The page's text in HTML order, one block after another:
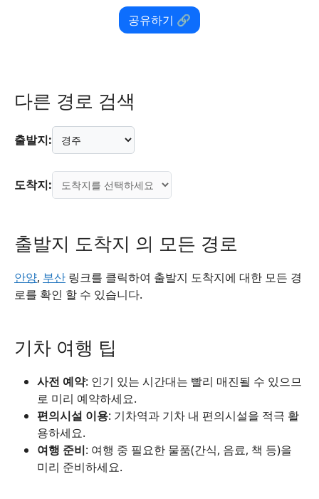
공유하기 🔗
다른 경로 검색
출발지:
도착지:
출발지 도착지 의 모든 경로
안양, 부산 링크를 클릭하여 출발지 도착지에 대한 모든 경
로를 확인 할 수 있습니다.
기차 여행 팁
사전 예약: 인기 있는 시간대는 빨리 매진될 수 있으므
로 미리 예약하세요.
편의시설 이용: 기차역과 기차 내 편의시설을 적극 활
용하세요.
여행 준비: 여행 중 필요한 물품(간식, 음료, 책 등)을
미리 준비하세요.